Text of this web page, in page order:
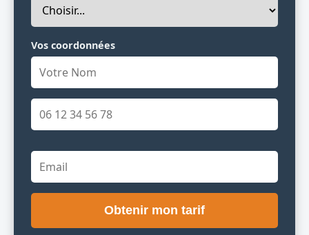
Vos coordonnées
Obtenir mon tarif